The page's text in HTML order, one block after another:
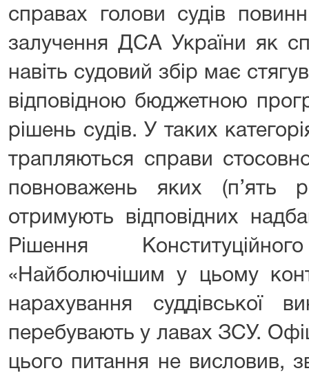
справах голови судів
залучення ДСА України як
навіть судовий збір має
відповідною бюджетною
рішень судів. У таких
трапляються справи
повноважень яких (п’ять
отримують відповідних
Рішення
«Найболючішим у цьому
нарахування суддівської
перебувають у лавах ЗСУ.
цього питання не висловив,